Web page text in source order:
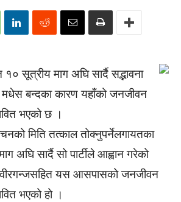
सूत्रीय माग अघि सार्दै सद्भावना
मधेस बन्दका कारण यहाँको जनजीवन
भएको छ ।
मिति तत्काल तोक्नुपर्नेलगायतका
अघि सार्दै सो पार्टीले आह्वान गरेको
यस आसपासको जनजीवन
भएको हो ।